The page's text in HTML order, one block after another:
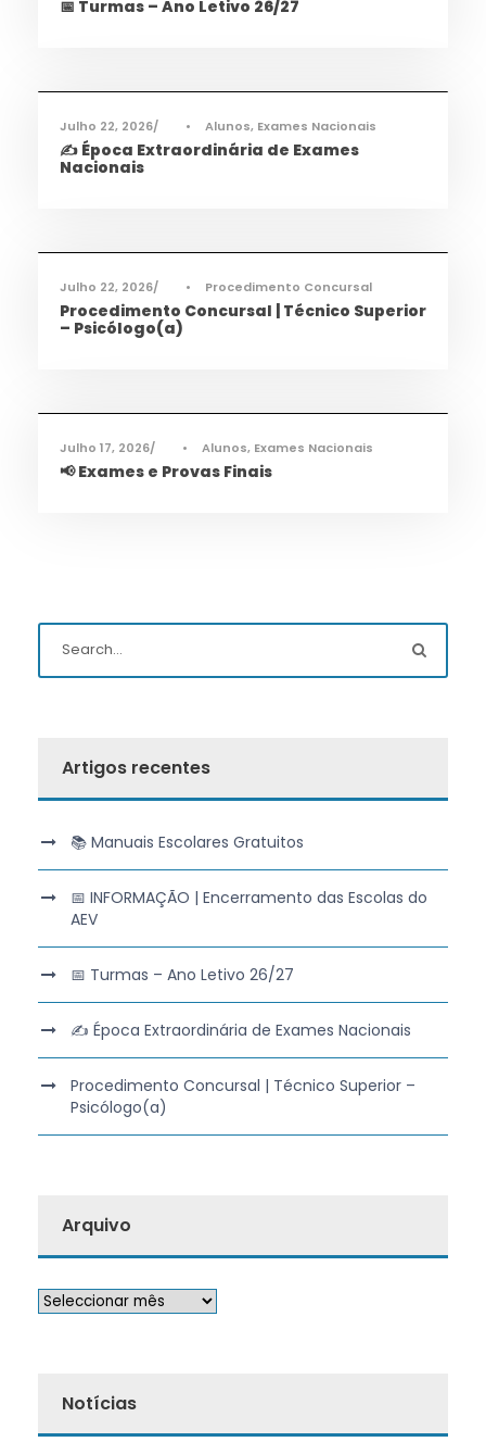
📅 Turmas – Ano Letivo 26/27
Julho 22, 2026 • Alunos, Exames Nacionais
✍️ Época Extraordinária de Exames
Nacionais
Julho 22, 2026 • Procedimento Concursal
Procedimento Concursal | Técnico Superior
– Psicólogo(a)
Julho 17, 2026 • Alunos, Exames Nacionais
📢 Exames e Provas Finais
Artigos recentes
📚 Manuais Escolares Gratuitos
📅 INFORMAÇÃO | Encerramento das Escolas do
AEV
📅 Turmas – Ano Letivo 26/27
✍️ Época Extraordinária de Exames Nacionais
Procedimento Concursal | Técnico Superior –
Psicólogo(a)
Arquivo
Notícias